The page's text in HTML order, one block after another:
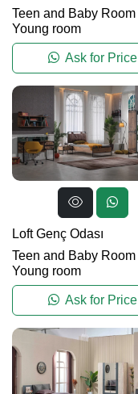
Teen and Baby Room
Young room
Ask for Price
Loft Genç Odası
Teen and Baby Room
Young room
Ask for Price